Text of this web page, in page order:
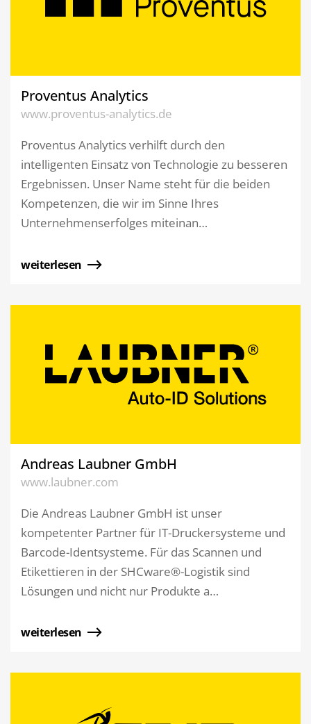
Proventus Analytics
www.proventus-analytics.de
Proventus Analytics verhilft durch den
intelligenten Einsatz von Technologie zu besseren
Ergebnissen. Unser Name steht für die beiden
Kompetenzen, die wir im Sinne Ihres
Unternehmenserfolges miteinan…
weiterlesen
Andreas Laubner GmbH
www.laubner.com
Die Andreas Laubner GmbH ist unser
kompetenter Partner für IT-Druckersysteme und
Barcode-Identsysteme. Für das Scannen und
Etikettieren in der SHCware®-Logistik sind
Lösungen und nicht nur Produkte a…
weiterlesen